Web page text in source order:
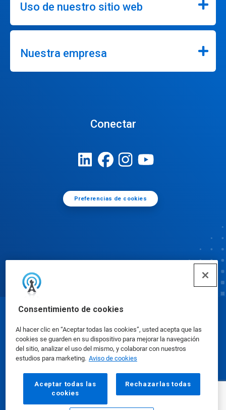
Consentimiento de cookies
Al hacer clic en “Aceptar todas las cookies”, usted acepta que las
cookies se guarden en su dispositivo para mejorar la navegación
del sitio, analizar el uso del mismo, y colaborar con nuestros
estudios para marketing. Aviso de cookies
Aceptar todas las
cookies
Rechazarlas todas
Uso de nuestro sitio web
Nuestra empresa
Conectar
Preferencias de cookies
Hojas de datos de seguridad|Política de privacidad
|condiciones de uso